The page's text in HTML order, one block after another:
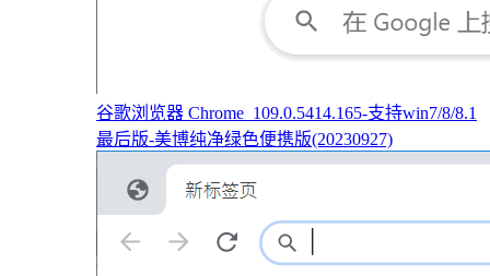
谷歌浏览器 Chrome_109.0.5414.165-支持win7/8/8.1
最后版-美博纯净绿色便携版(20230927)